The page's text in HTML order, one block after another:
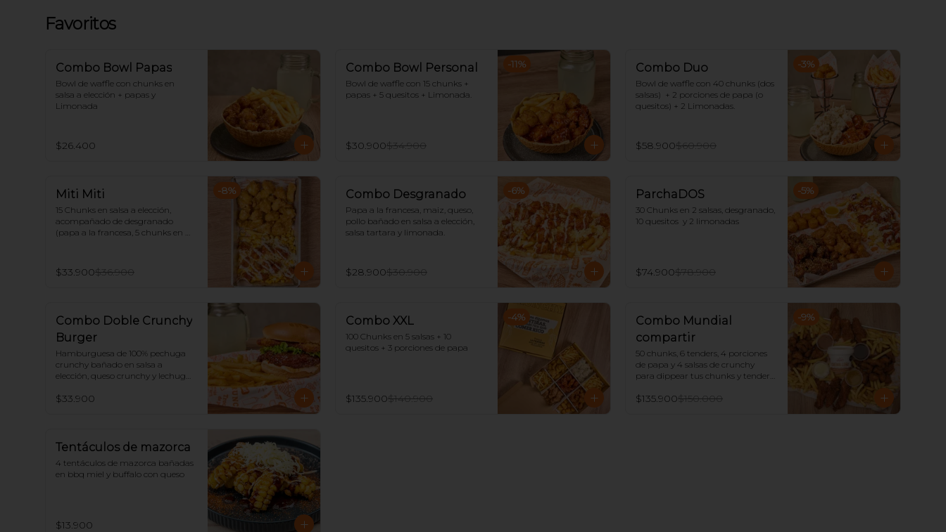
Favoritos
Combo Bowl Papas
Bowl de waffle con chunks en
salsa a elección + papas y
Limonada
$26.400
-11%
Combo Bowl Personal
Bowl de waffle con 15 chunks +
papas + 5 quesitos + Limonada.
$30.900$34.900
-3%
Combo Duo
Bowl de waffle con 40 chunks (dos
salsas)  + 2 porciones de papa (o
quesitos) + 2 Limonadas.
$58.900$60.900
-8%
Miti Miti
15 Chunks en salsa a elección,
acompañado de desgranado
(papa a la francesa, 5 chunks en
$33.900$36.900
-6%
Combo Desgranado
Papa a la francesa, maiz, queso,
pollo bañado en salsa a elección,
salsa tartara y limonada.
$28.900$30.900
-5%
ParchaDOS
30 Chunks en 2 salsas, desgranado,
10 quesitos  y 2 limonadas
$74.900$78.900
Combo Doble Crunchy
Burger
Hamburguesa de 100% pechuga
crunchy bañado en salsa a
elección, queso crunchy y lechuga,
limonada.
$33.900
-4%
Combo XXL
100 Chunks en 5 salsas + 10
quesitos + 3 porciones de papa
$135.900$140.900
-9%
Combo Mundial
compartir
50 chunks, 6 tenders, 4 porciones
de papa y 4 salsas de crunchy
para dippear tus chunks y tenders,
Zafran (Crema leña o bbq dulce)
$135.900$150.000
Tentáculos de mazorca
4 tentáculos de mazorca bañadas
en bbq miel y buffalo con queso
$13.900